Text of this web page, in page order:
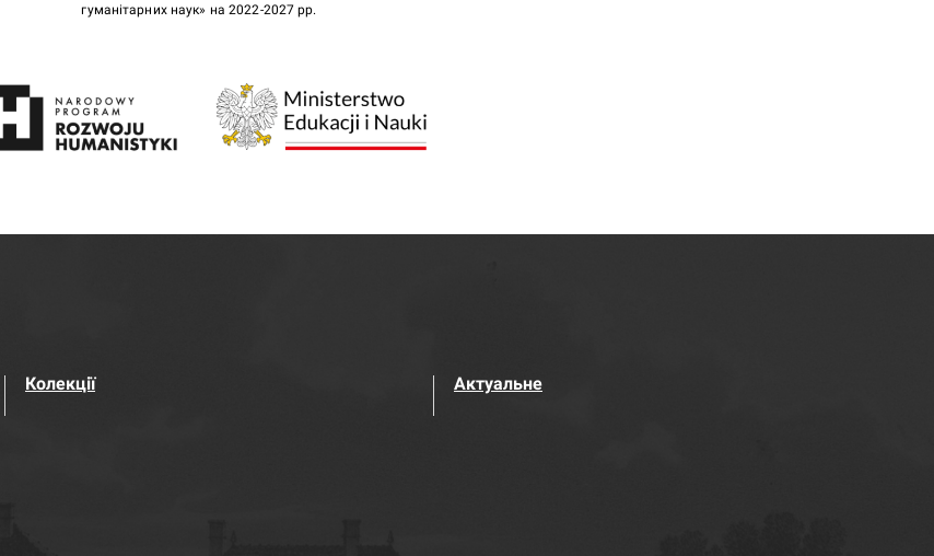
гуманітарних наук» на 2022-2027 рр.
Колекції Актуальне